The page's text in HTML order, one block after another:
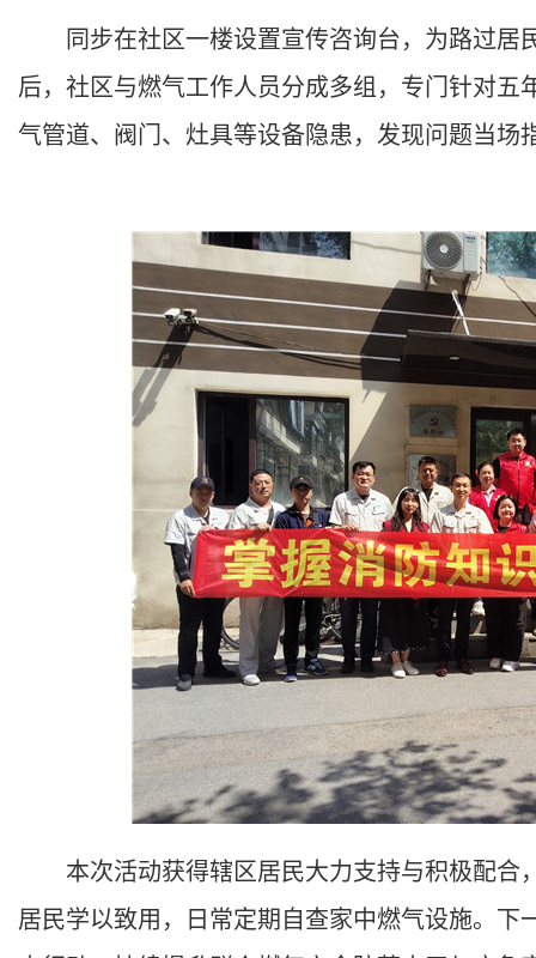
同步在社区一楼设置宣传咨询台，为路过居
后，社区与燃气工作人员分成多组，专门针对
气管道、阀门、灶具等设备隐患，发现问题当场
本次活动获得辖区居民大力支持与积极配合
居民学以致用，日常定期自查家中燃气设施。